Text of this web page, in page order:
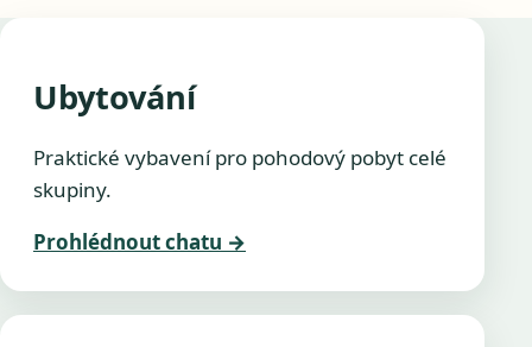
Ubytování
Praktické vybavení pro pohodový pobyt celé
skupiny.
Prohlédnout chatu →